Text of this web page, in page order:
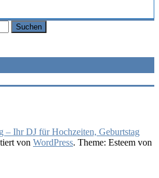
Suchen
– Ihr DJ für Hochzeiten, Geburtstag
von WordPress. Theme: Esteem von